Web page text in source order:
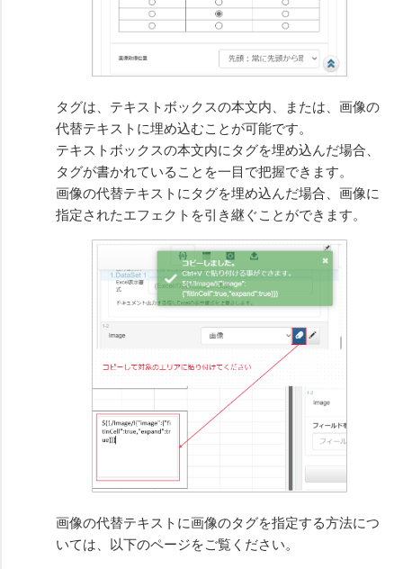
タグは、テキストボックスの本文内、または、画像の
代替テキストに埋め込むことが可能です。
テキストボックスの本文内にタグを埋め込んだ場合、
タグが書かれていることを一目で把握できます。
画像の代替テキストにタグを埋め込んだ場合、画像に
指定されたエフェクトを引き継ぐことができます。
画像の代替テキストに画像のタグを指定する方法につ
いては、以下のページをご覧ください。